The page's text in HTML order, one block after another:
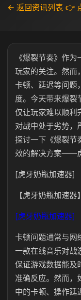
← 返回资讯列表 👉
《爆裂节奏》作
玩家的关注。然而
卡顿、延迟等问题
度。今天带来爆裂
仅让玩家难以顺利
对战中处于劣势，
探讨一下《爆裂节
效的解决方案——
[虎牙奶瓶加速器]
【虎牙奶瓶加速
[虎牙奶瓶加速器]
卡顿问题通常与网
一款在线音乐对战
保证游戏数据能及
准确反应。然而，
中的卡顿、操作延